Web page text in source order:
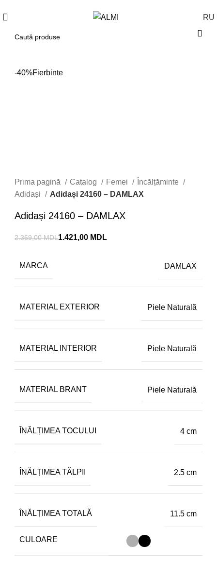
RU
-40%Fierbinte
Prima pagină Catalog Femei
Încălțăminte
Adidași
Adidași 24160 – DAMLAX
Adidași 24160 – DAMLAX
2.369,00MDL1.421,00 MDL
MARCA DAMLAX
MATERIAL EXTERIOR Piele Naturală
MATERIAL INTERIOR Piele Naturală
MATERIAL BRANT Piele Naturală
ÎNĂLȚIMEA TOCULUI 4 cm
ÎNĂLȚIMEA TĂLPII 2.5 cm
ÎNĂLȚIMEA TOTALĂ 11.5 cm
CULOARE